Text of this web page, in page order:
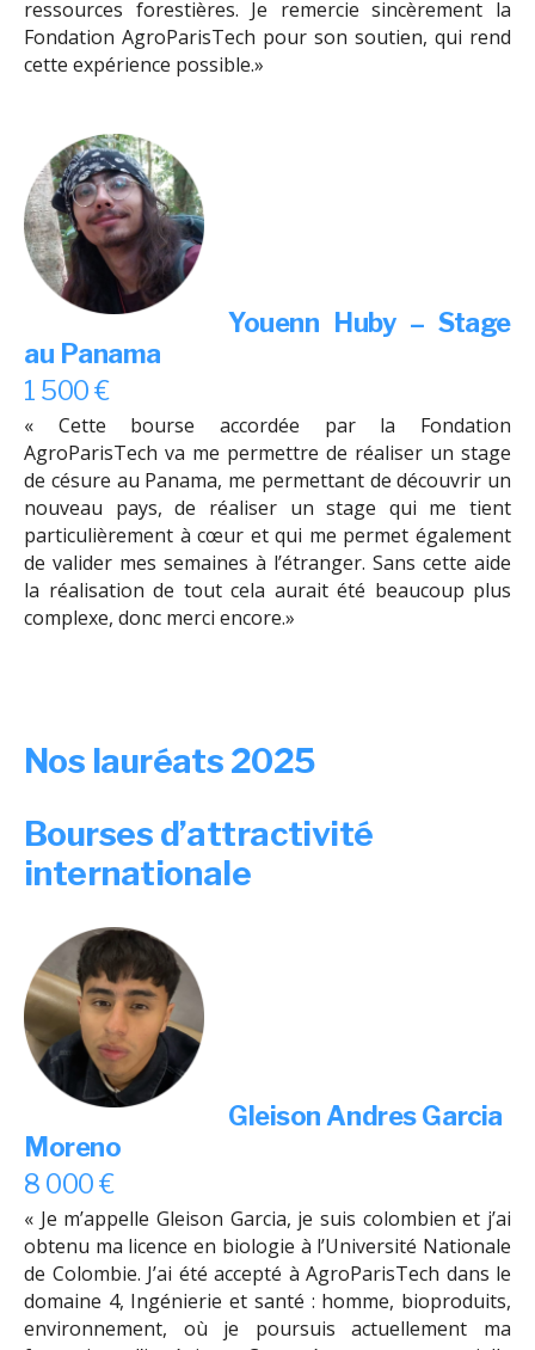
ressources forestières. Je remercie sincèrement la
Fondation AgroParisTech pour son soutien, qui rend
cette expérience possible.»
Youenn Huby –Stage
au Panama
1 500 €
« Cette bourse accordée par la Fondation
AgroParisTech va me permettre de réaliser un stage
de césure au Panama, me permettant de découvrir un
nouveau pays, de réaliser un stage qui me tient
particulièrement à cœur et qui me permet également
de valider mes semaines à l’étranger. Sans cette aide
la réalisation de tout cela aurait été beaucoup plus
complexe, donc merci encore.»
Nos lauréats 2025
Bourses d’attractivité
internationale
Gleison Andres Garcia
Moreno
8 000 €
« Je m’appelle Gleison Garcia, je suis colombien et j’ai
obtenu ma licence en biologie à l’Université Nationale
de Colombie. J’ai été accepté à AgroParisTech dans le
domaine 4, Ingénierie et santé : homme, bioproduits,
environnement, où je poursuis actuellement ma